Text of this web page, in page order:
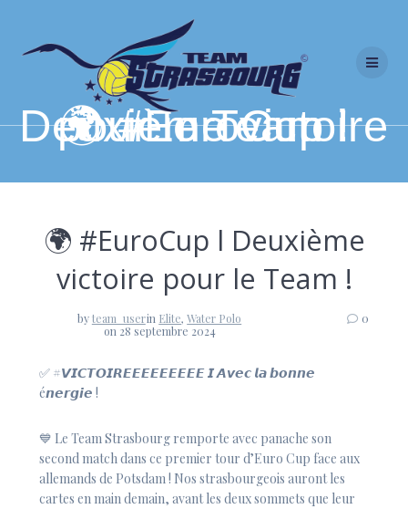
🌍 #EuroCup l Deuxième victoire pour le Team !
🌍 #EuroCup l Deuxième
victoire pour le Team !
byteam_userin Elite,Water Polo
on 28 septembre 2024
0
✅ #𝙑𝙄𝘾𝙏𝙊𝙄𝙍𝙀𝙀𝙀𝙀𝙀𝙀𝙀𝙀𝙀 𝙄 𝘼𝙫𝙚𝙘 𝙡𝙖 𝙗𝙤𝙣𝙣𝙚
é𝙣𝙚𝙧𝙜𝙞𝙚 !
💙 Le Team Strasbourg remporte avec panache son
second match dans ce premier tour d’Euro Cup face aux
allemands de Potsdam ! Nos strasbourgeois auront les
cartes en main demain, avant les deux sommets que leur